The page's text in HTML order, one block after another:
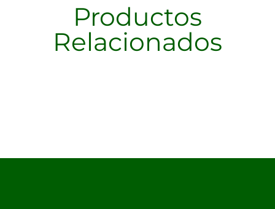
Productos
Relacionados